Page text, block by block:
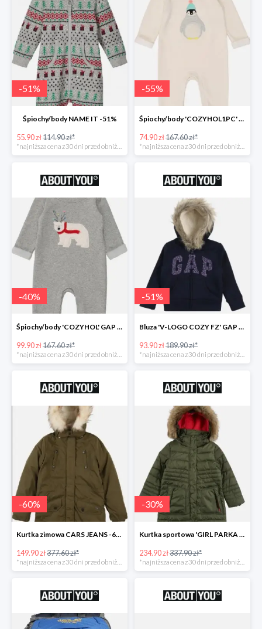
-51%
Śpiochy/body NAME IT -51%
55.90 zł114.90 zł*
*najniższa cena z 30 dni przed obniżką
-55%
Śpiochy/body 'COZYHOL1PC' GAP -55%
74.90 zł167.60 zł*
*najniższa cena z 30 dni przed obniżką
-40%
Śpiochy/body 'COZYHOL' GAP - 40%
99.90 zł167.60 zł*
-51%
Bluza 'V-LOGO COZY FZ' GAP -51%
93.90 zł189.90 zł*
-60%
Kurtka zimowa CARS JEANS -60%
149.90 zł377.60 zł*
*najniższa cena z 30 dni przed obniżką
-30%
Kurtka sportowa 'GIRL PARKA SNAPS HOOD' CMP -30%
234.90 zł337.90 zł*
*najniższa cena z 30 dni przed obniżką